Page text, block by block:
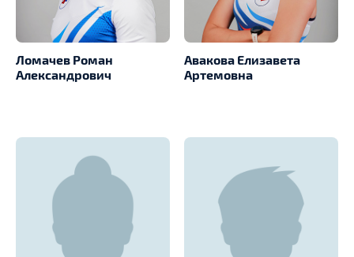
Ломачев Роман
Александрович
Авакова Елизавета
Артемовна